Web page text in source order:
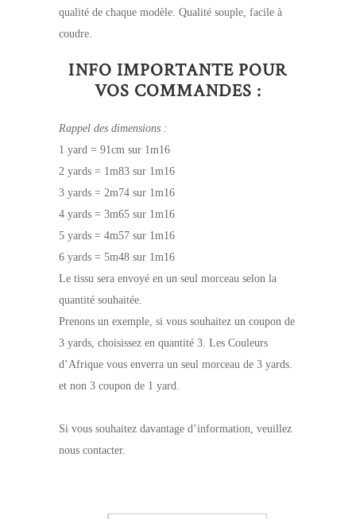
qualité de chaque modèle. Qualité souple, facile à
coudre.
INFO IMPORTANTE POUR
VOS COMMANDES :
Rappel des dimensions :
1 yard = 91cm sur 1m16
2 yards = 1m83 sur 1m16
3 yards = 2m74 sur 1m16
4 yards = 3m65 sur 1m16
5 yards = 4m57 sur 1m16
6 yards = 5m48 sur 1m16
Le tissu sera envoyé en un seul morceau selon la
quantité souhaitée.
Prenons un exemple, si vous souhaitez un coupon de
3 yards, choisissez en quantité 3. Les Couleurs
d’Afrique vous enverra un seul morceau de 3 yards.
et non 3 coupon de 1 yard.
Si vous souhaitez davantage d’information, veuillez
nous contacter.